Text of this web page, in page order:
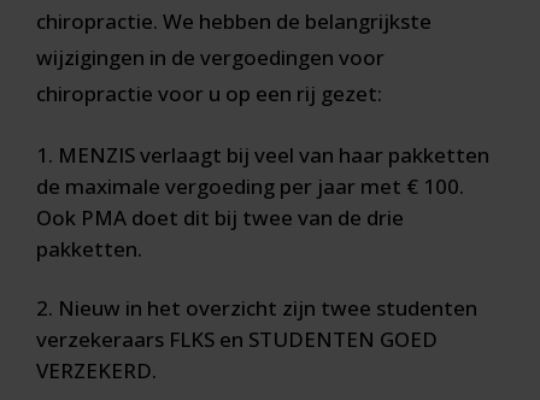
chiropractie. We hebben de belangrijkste
wijzigingen in de vergoedingen voor
chiropractie voor u op een rij gezet:
MENZIS verlaagt bij veel van haar pakketten
de maximale vergoeding per jaar met € 100.
Ook PMA doet dit bij twee van de drie
pakketten.
Nieuw in het overzicht zijn twee studenten
verzekeraars FLKS en STUDENTEN GOED
VERZEKERD.